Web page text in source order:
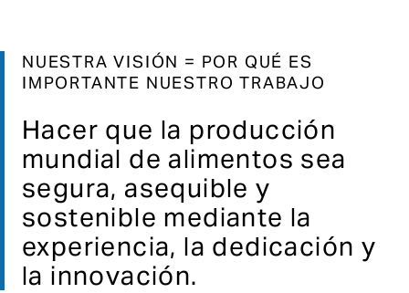
NUESTRA VISIÓN = POR QUÉ ES
IMPORTANTE NUESTRO TRABAJO
Hacer que la producción
mundial de alimentos sea
segura, asequible y
sostenible mediante la
experiencia, la dedicación y
la innovación.